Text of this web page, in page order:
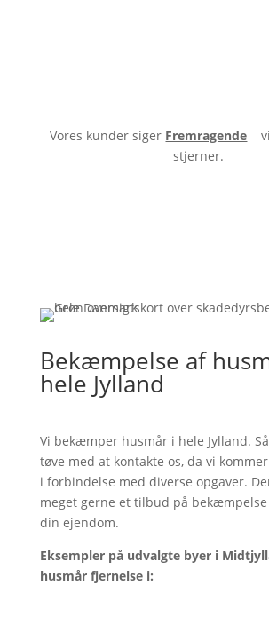
Vores kunder siger Fremragende
stjerner.
Bekæmpelse af
hele Jylland
Vi bekæmper husmår i hele Jylland.
tøve med at kontakte os, da vi
i forbindelse med diverse opgaver.
meget gerne et tilbud på
din ejendom.
Eksempler på udvalgte byer i
husmår fjernelse i: